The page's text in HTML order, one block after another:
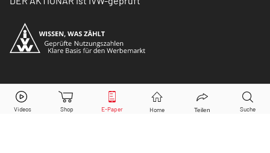
© Copyright 2026 Börsenmedien AG. Alle Rechte